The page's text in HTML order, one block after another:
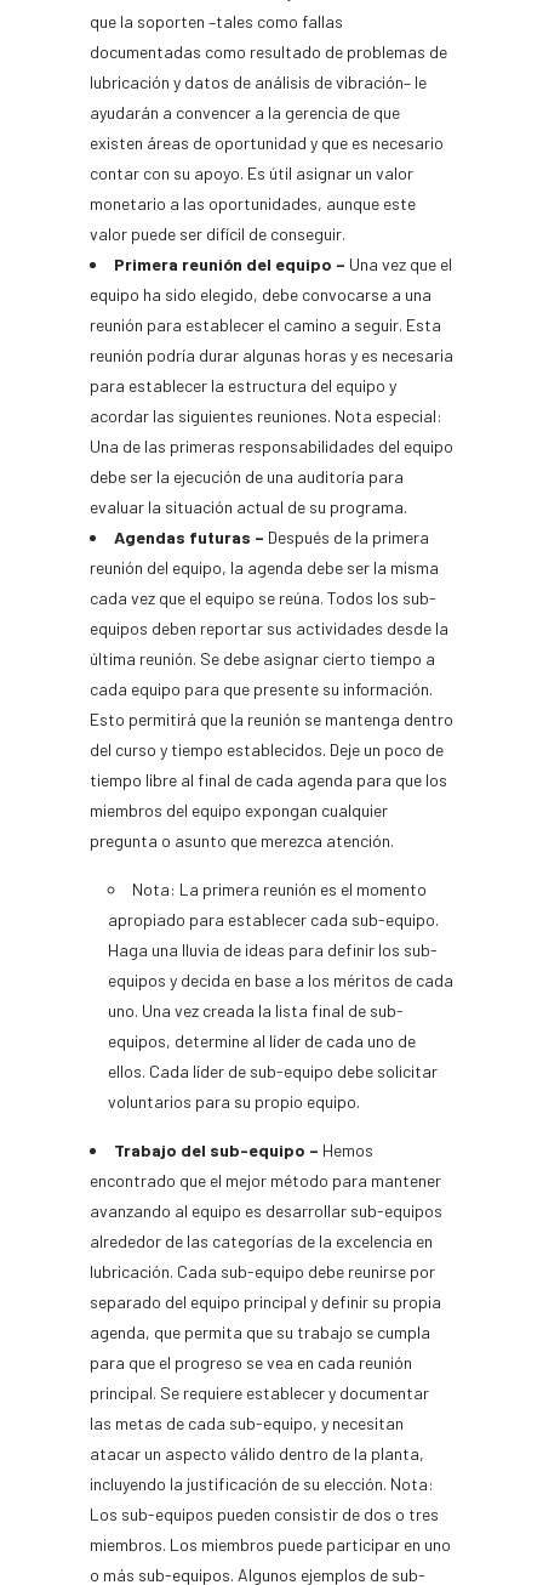
que la soporten –tales como fallas
documentadas como resultado de problemas de
lubricación y datos de análisis de vibración– le
ayudarán a convencer a la gerencia de que
existen áreas de oportunidad y que es necesario
contar con su apoyo. Es útil asignar un valor
monetario a las oportunidades, aunque este
valor puede ser difícil de conseguir.
Primera reunión del equipo – Una vez que el
equipo ha sido elegido, debe convocarse a una
reunión para establecer el camino a seguir. Esta
reunión podría durar algunas horas y es necesaria
para establecer la estructura del equipo y
acordar las siguientes reuniones. Nota especial:
Una de las primeras responsabilidades del equipo
debe ser la ejecución de una auditoría para
evaluar la situación actual de su programa.
Agendas futuras – Después de la primera
reunión del equipo, la agenda debe ser la misma
cada vez que el equipo se reúna. Todos los sub-
equipos deben reportar sus actividades desde la
última reunión. Se debe asignar cierto tiempo a
cada equipo para que presente su información.
Esto permitirá que la reunión se mantenga dentro
del curso y tiempo establecidos. Deje un poco de
tiempo libre al final de cada agenda para que los
miembros del equipo expongan cualquier
pregunta o asunto que merezca atención.
Nota: La primera reunión es el momento
apropiado para establecer cada sub-equipo.
Haga una lluvia de ideas para definir los sub-
equipos y decida en base a los méritos de cada
uno. Una vez creada la lista final de sub-
equipos, determine al líder de cada uno de
ellos. Cada líder de sub-equipo debe solicitar
voluntarios para su propio equipo.
Trabajo del sub-equipo – Hemos
encontrado que el mejor método para mantener
avanzando al equipo es desarrollar sub-equipos
alrededor de las categorías de la excelencia en
lubricación. Cada sub-equipo debe reunirse por
separado del equipo principal y definir su propia
agenda, que permita que su trabajo se cumpla
para que el progreso se vea en cada reunión
principal. Se requiere establecer y documentar
las metas de cada sub-equipo, y necesitan
atacar un aspecto válido dentro de la planta,
incluyendo la justificación de su elección. Nota:
Los sub-equipos pueden consistir de dos o tres
miembros. Los miembros puede participar en uno
o más sub-equipos. Algunos ejemplos de sub-